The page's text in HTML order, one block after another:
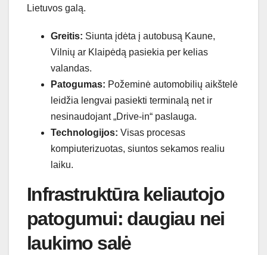
Lietuvos galą.
Greitis: Siunta įdėta į autobusą Kaune,
Vilnių ar Klaipėdą pasiekia per kelias
valandas.
Patogumas: Požeminė automobilių aikštelė
leidžia lengvai pasiekti terminalą net ir
nesinaudojant „Drive-in“ paslauga.
Technologijos: Visas procesas
kompiuterizuotas, siuntos sekamos realiu
laiku.
Infrastruktūra keliautojo
patogumui: daugiau nei
laukimo salė